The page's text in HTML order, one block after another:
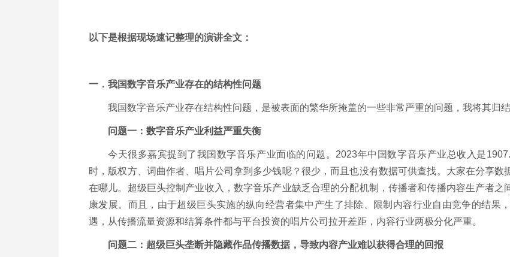
以下是根据现场速记整理的演讲全文：
一．我国数字音乐产业存在的结构性问题
我国数字音乐产业存在结构性问题，是被表面的繁华所掩盖的一些非常严重的问题，我将其归结
问题一：数字音乐产业利益严重失衡
今天很多嘉宾提到了我国数字音乐产业面临的问题。2023年中国数字音乐产业总收入是
时，版权方、词曲作者、唱片公司拿到多少钱呢？很少，而且也没有数据可供查找。大家在分享
在哪儿。超级巨头控制产业收入，数字音乐产业缺乏合理的分配机制，传播者和传播内容生产者
康发展。而且，由于超级巨头实施的纵向经营者集中产生了排除、限制内容行业自由竞争的结果
遇，从传播流量资源和结算条件都与平台投资的唱片公司拉开差距，内容行业两极分化严重。
问题二：超级巨头垄断并隐藏作品传播数据，导致内容产业难以获得合理的回报